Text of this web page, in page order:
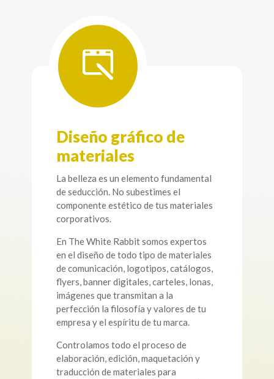
Diseño gráfico de
materiales
La belleza es un elemento fundamental
de seducción. No subestimes el
componente estético de tus materiales
corporativos.
En The White Rabbit somos expertos
en el diseño de todo tipo de materiales
de comunicación, logotipos, catálogos,
flyers, banner digitales, carteles, lonas,
imágenes que transmitan a la
perfección la filosofía y valores de tu
empresa y el espíritu de tu marca.
Controlamos todo el proceso de
elaboración, edición, maquetación y
traducción de materiales para